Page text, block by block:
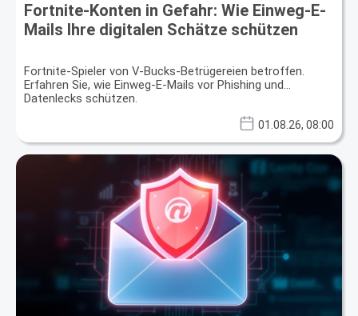
Fortnite-Konten in Gefahr: Wie Einweg-E-
Mails Ihre digitalen Schätze schützen
Fortnite-Spieler von V-Bucks-Betrügereien betroffen.
Erfahren Sie, wie Einweg-E-Mails vor Phishing und
Datenlecks schützen.
01.08.26, 08:00